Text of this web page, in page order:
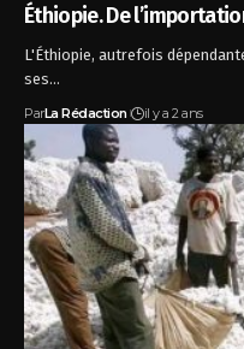
Éthiopie. De
L'Éthiopie, autrefois
ses…
ParLa Rédaction il y a 2 ans